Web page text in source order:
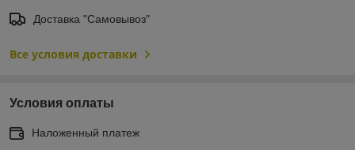
Доставка "Самовывоз"
Все условия доставки
Условия оплаты
Наложенный платеж